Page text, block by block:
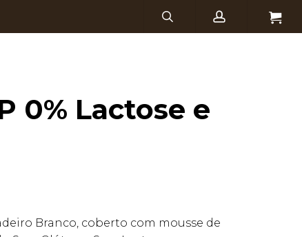
account
0% Lactose e
Branco, coberto com mousse de